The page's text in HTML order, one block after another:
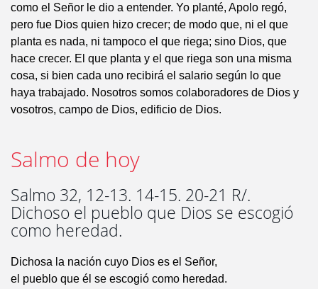
como el Señor le dio a entender. Yo planté, Apolo regó,
pero fue Dios quien hizo crecer; de modo que, ni el que
planta es nada, ni tampoco el que riega; sino Dios, que
hace crecer. El que planta y el que riega son una misma
cosa, si bien cada uno recibirá el salario según lo que
haya trabajado. Nosotros somos colaboradores de Dios y
vosotros, campo de Dios, edificio de Dios.
Salmo de hoy
Salmo 32, 12-13. 14-15. 20-21 R/.
Dichoso el pueblo que Dios se escogió
como heredad.
Dichosa la nación cuyo Dios es el Señor,
el pueblo que él se escogió como heredad.